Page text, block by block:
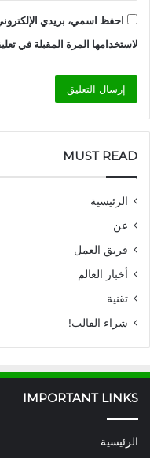
احفظ اسمي، بريدي
لاستخدامها المرة المقبلة في
MUST READ
الرئيسية
عن
فريق العمل
أخبار العالم
تقنية
شراء القالب!
IMPORTANT LINKS
الرئيسية